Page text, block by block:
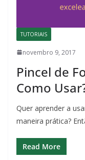
TUTORIAIS
novembro 9, 2017
Pincel de
Como
Quer aprender a
maneira prática?
Read More